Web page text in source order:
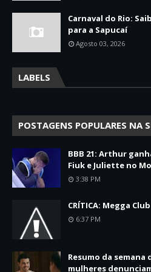
Carnaval do Rio:
para a Sapucaí
Agosto 03, 2026
LABELS
POSTAGENS POPULARES NA
BBB 21: Arthur
Fiuk e Juliette no
3:38 PM
CRÍTICA: Megga Club
6:37 PM
Resumo da semana
mulheres